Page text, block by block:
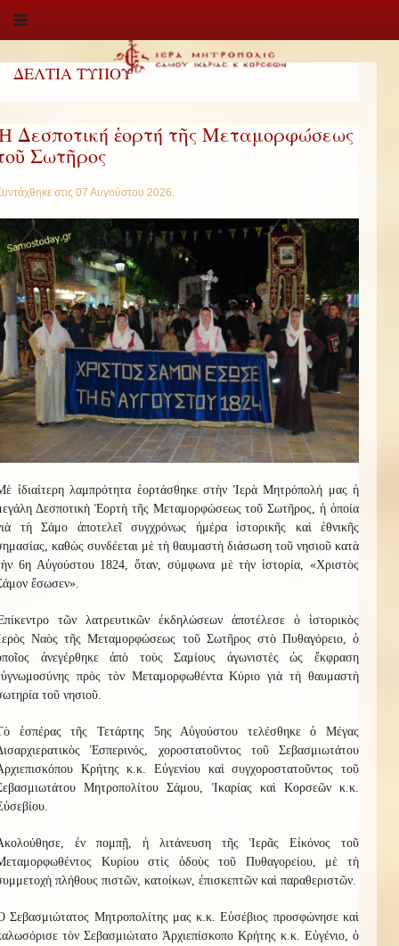
ΔΕΛΤΙΑ ΤΥΠΟΥ
Δεσποτική ἑορτή τῆς Μεταμορφώσεως
Σωτῆρος
στις 07 Αυγούστου 2026.
ἰδιαίτερη λαμπρότητα ἑορτάσθηκε στὴν Ἱερὰ Μητρόπολή μας ἡ
Δεσποτικὴ Ἑορτὴ τῆς Μεταμορφώσεως τοῦ Σωτῆρος, ἡ ὁποία
τὴ Σάμο ἀποτελεῖ συγχρόνως ἡμέρα ἱστορικῆς καὶ ἐθνικῆς
καθὼς συνδέεται μὲ τὴ θαυμαστὴ διάσωση τοῦ νησιοῦ κατὰ
6η Αὐγούστου 1824, ὅταν, σύμφωνα μὲ τὴν ἱστορία, «Χριστὸς
ἔσωσεν».
τῶν λατρευτικῶν ἐκδηλώσεων ἀποτέλεσε ὁ ἱστορικὸς
Ναὸς τῆς Μεταμορφώσεως τοῦ Σωτῆρος στὸ Πυθαγόρειο, ὁ
ἀνεγέρθηκε ἀπὸ τοὺς Σαμίους ἀγωνιστὲς ὡς ἔκφραση
πρὸς τὸν Μεταμορφωθέντα Κύριο γιὰ τὴ θαυμαστὴ
τοῦ νησιοῦ.
ἑσπέρας τῆς Τετάρτης 5ης Αὐγούστου τελέσθηκε ὁ Μέγας
Ἑσπερινός, χοροστατοῦντος τοῦ Σεβασμιωτάτου
Κρήτης κ.κ. Εὐγενίου καὶ συγχοροστατοῦντος τοῦ
Μητροπολίτου Σάμου, Ἰκαρίας καὶ Κορσεῶν κ.κ.
ἐν πομπῇ, ἡ λιτάνευση τῆς Ἱερᾶς Εἰκόνος τοῦ
Κυρίου στὶς ὁδοὺς τοῦ Πυθαγορείου, μὲ τὴ
πλήθους πιστῶν, κατοίκων, ἐπισκεπτῶν καὶ παραθεριστῶν.
Σεβασμιώτατος Μητροπολίτης μας κ.κ. Εὐσέβιος προσφώνησε καὶ
τὸν Σεβασμιώτατο Ἀρχιεπίσκοπο Κρήτης κ.κ. Εὐγένιο, ὁ